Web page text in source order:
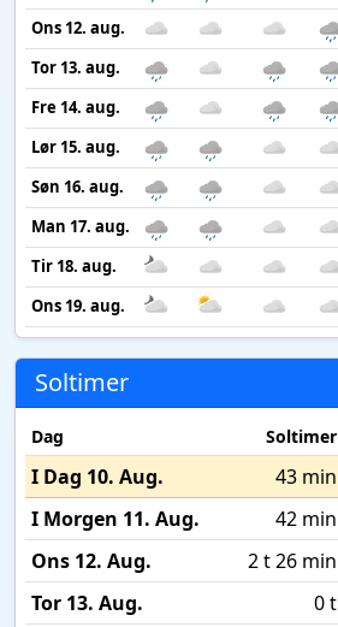
Ons 12. aug.
Tor 13. aug.
Fre 14. aug.
Lør 15. aug.
Søn 16. aug.
Man 17. aug.
Tir 18. aug.
Ons 19. aug.
Soltimer
Dag Soltimer
I Dag 10. Aug. 43 min
I Morgen 11. Aug.
42 min
Ons 12. Aug.
2 t 26 min
Tor 13. Aug.
0 t